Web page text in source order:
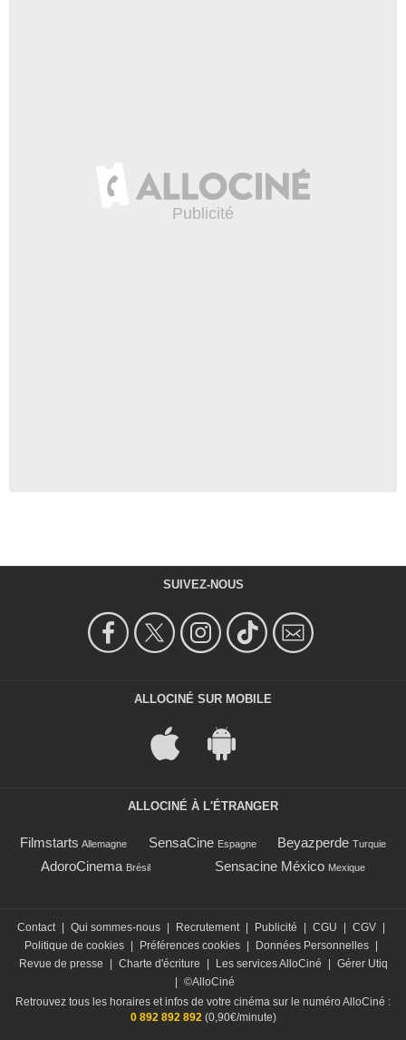
SUIVEZ-NOUS
ALLOCINÉ SUR MOBILE
ALLOCINÉ À L'ÉTRANGER
Filmstarts Allemagne SensaCine Espagne Beyazperde Turquie
AdoroCinema Brésil Sensacine México Mexique
Contact | Qui sommes-nous | Recrutement | Publicité | CGU | CGV |
Politique de cookies | Préférences cookies | Données Personnelles |
Revue de presse
| Charte d'écriture | Les services AlloCiné | Gérer Utiq
| ©AlloCiné
Retrouvez tous les horaires et infos de votre cinéma sur le numéro AlloCiné :
0 892 892 892(0,90€/minute)